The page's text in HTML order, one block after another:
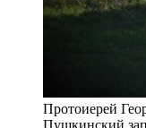
Протоиерей
Пушкинский